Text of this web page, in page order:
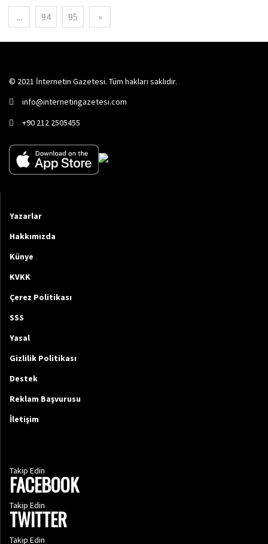
... 94 95 »
© 2021 İnternetin Gazetesi. Tüm hakları saklıdır.
info@internetingazetesi.com
+90 212 2505455
Yazarlar
Hakkımızda
Künye
KVKK
Çerez Politikası
SSS
Yasal
Gizlilik Politikası
Destek
Reklam Başvurusu
İletişim
Takip Edin
FACEBOOK
Takip Edin
TWITTER
Takip Edin